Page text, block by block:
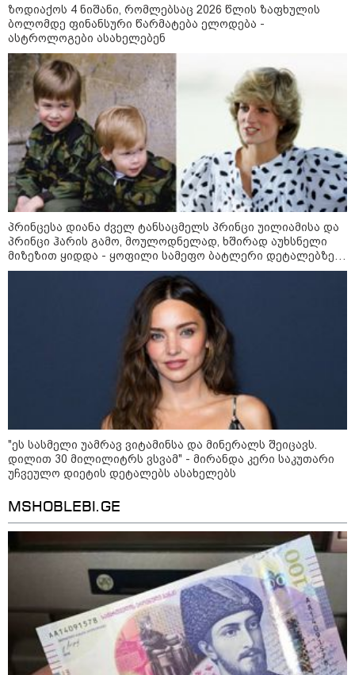
18:35 / 08-08-2026
"ბულგარეთის საჰაერო
სივრცეში დრონი აფეთქდა" -
ბულგარეთის პრემიერ-მინისტრი
17:13 / 08-08-2026
"დასავლეთმა საქართველო
ჩვენ წინააღმდეგ
გეოპოლიტიკური ბრძოლის
უგუნურ იარაღად გამოიყენა" -
იტალიამ ყველა ქალაქში
განგაშის წითელი დონე
გამოაცხადა
კატეგორიის ყველა სიახლე
აშშ-მა საქართველოში
დაფუძნებული კრიპტოკომპანია
დაასანქცირა
ზოდიაქოს 4 ნიშანი, რომლებსაც 2026 წლის ზაფხულის
ბოლომდე ფინანსური წარმატება ელოდება -
ასტროლოგები ასახელებენ
პრინცესა დიანა ძველ ტანსაცმელს პრინცი უილიამისა და
პრინცი ჰარის გამო, მოულოდნელად, ხშირად აუხსნელი
მიზეზით ყიდდა - ყოფილი სამეფო ბატლერი დეტალებზე
საკუთარ წიგნში საუბრობს
"ეს სასმელი უამრავ ვიტამინსა და მინერალს შეიცავს.
დილით 30 მილილიტრს ვსვამ" - მირანდა კერი საკუთარი
უჩვეულო დიეტის დეტალებს ასახელებს
MSHOBLEBI.GE